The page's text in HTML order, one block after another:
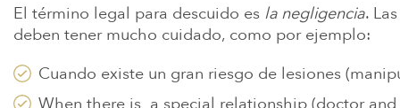
SI PUEDE
NUESTRAS
COMUNIDAD
PRODUCTOS
VER MÁS
PROTECTOR
PRUEBA DE
El término legal para descuido es la negligencia.
deben tener mucho cuidado, como por ejemplo:
Cuando existe un gran riesgo de lesiones